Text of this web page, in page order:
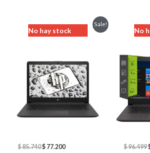
Sale!
No hay stock
$85.740
price
was:
$ 77.200
price
is:
No
$96.499